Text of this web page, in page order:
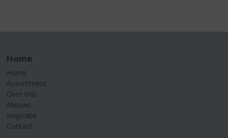
Home
Home
Assortiment
Over ons
Nieuws
Inspiratie
Contact